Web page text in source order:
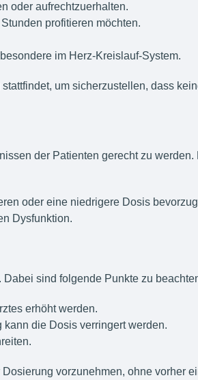
oder aufrechtzuerhalten.
profitieren möchten.
im Herz-Kreislauf-System.
um sicherzustellen, dass
der Patienten gerecht zu werden.
oder eine niedrigere Dosis
Dysfunktion.
sind folgende Punkte zu
erhöht werden.
die Dosis verringert werden.
vorzunehmen, ohne vorher